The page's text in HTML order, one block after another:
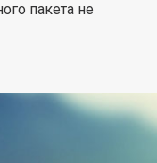
пакета не